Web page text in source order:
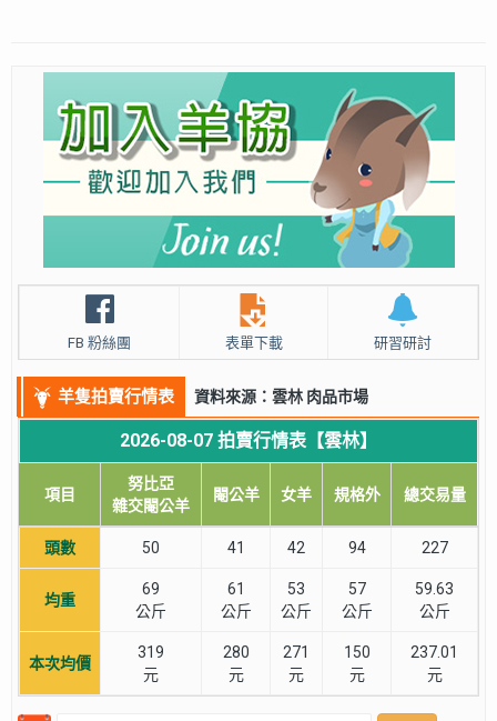
FB 粉絲團 表單下載 研習研討
羊隻拍賣行情表 資料來源：雲林 肉品市場
2026-08-07 拍賣行情表【雲林】
項目
努比亞
雜交閹公羊
閹公羊 女羊 規格外 總交易量
頭數 50 41 42 94 227
均重
69
公斤
61
公斤
53
公斤
57
公斤
59.63
公斤
本次均價
319
元
280
元
271
元
150
元
237.01
元